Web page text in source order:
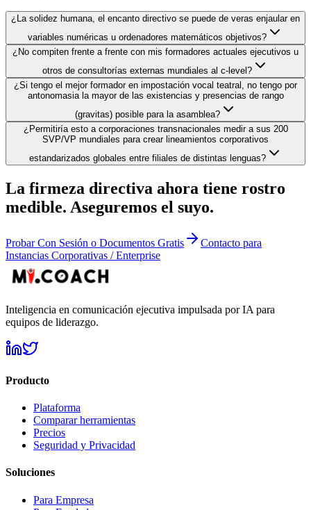
¿La solidez humana, el encanto directivo se puede de veras enjaular en
variables numéricas u ordenadores matemáticos objetivos?
¿No compiten frente a frente con mis formadores actuales ejecutivos u
otros de consultorías externas mundiales al c-level?
¿Si tengo el mejor formador en impostación vocal teatral, no tengo por
antonomasia la mayor de las existencias y presencias de rango
(gravitas) posible para la asamblea?
¿Permitiría esto a corporaciones transnacionales medir a sus 200
SVP/VP mundiales para crear lineamientos corporativos
estandarizados globales entre filiales de distintas lenguas?
La firmeza directiva ahora tiene rostro
medible. Aseguremos el suyo.
Probar Con Sesión o Documentos Gratis
Contacto para
Instancias Corporativas / Enterprise
Inteligencia en comunicación ejecutiva impulsada por IA para
equipos de liderazgo.
Producto
Plataforma
Comparar herramientas
Precios
Seguridad y Privacidad
Soluciones
Para Empresa